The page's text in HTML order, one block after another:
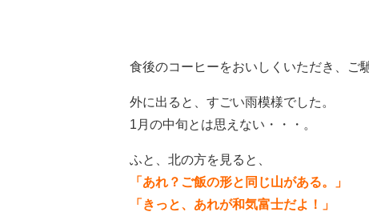
食後のコーヒーをおいしくいただき、ご
外に出ると、すごい雨模様でした。
1月の中旬とは思えない・・・。
ふと、北の方を見ると、
「あれ？ご飯の形と同じ山がある。」
「きっと、あれが和気富士だよ！」